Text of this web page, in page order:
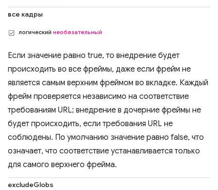
все кадры
логический необязательный
Если значение равно true, то внедрение будет
происходить во все фреймы, даже если фрейм не
является самым верхним фреймом во вкладке. Каждый
фрейм проверяется независимо на соответствие
требованиям URL; внедрение в дочерние фреймы не
будет происходить, если требования URL не
соблюдены. По умолчанию значение равно false, что
означает, что соответствие устанавливается только
для самого верхнего фрейма.
excludeGlobs